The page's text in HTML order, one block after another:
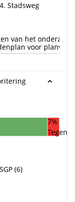
Stadsweg
van het
voor
7%
Tegen
(6)